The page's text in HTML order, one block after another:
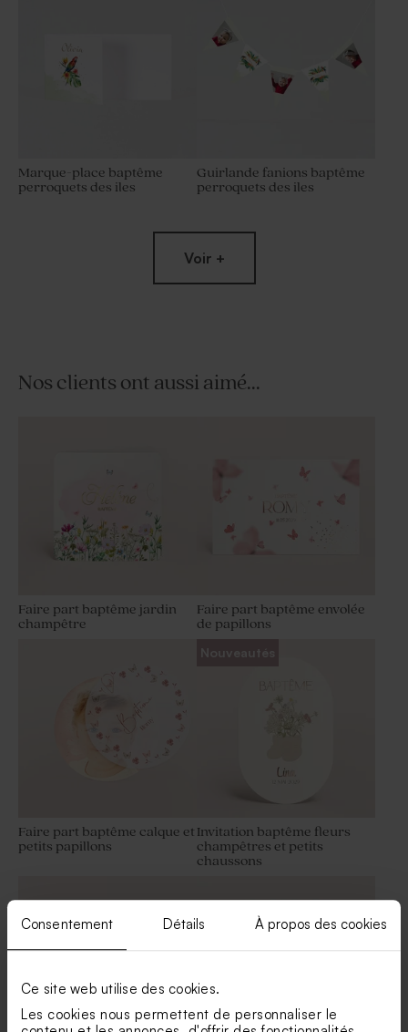
Consentement Détails À propos des cookies
Ce site web utilise des cookies.
Les cookies nous permettent de personnaliser le
Marque-place baptême
perroquets des iles
Guirlande fanions baptême
perroquets des iles
Voir +
Nos clients ont aussi aimé...
Faire part baptême jardin
champêtre
Faire part baptême envolée
de papillons
Faire part baptême calque et
petits papillons
Nouveautés
Invitation baptême fleurs
champêtres et petits
chaussons